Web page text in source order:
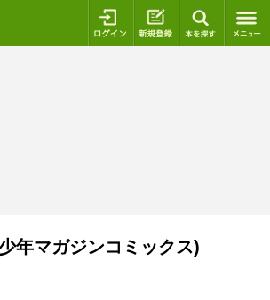
ログイン 新規登録
年マガジンコミックス)